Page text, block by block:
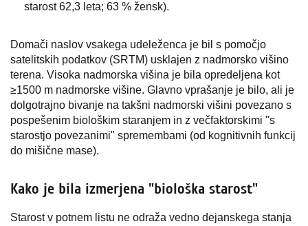
starost 62,3 leta; 63 % žensk).
Domači naslov vsakega udeleženca je bil s pomočjo
satelitskih podatkov (SRTM) usklajen z nadmorsko višino
terena. Visoka nadmorska višina je bila opredeljena kot
≥1500 m nadmorske višine. Glavno vprašanje je bilo, ali je
dolgotrajno bivanje na takšni nadmorski višini povezano s
pospešenim biološkim staranjem in z večfaktorskimi "s
starostjo povezanimi" spremembami (od kognitivnih funkcij
do mišične mase).
Kako je bila izmerjena "biološka starost"
Starost v potnem listu ne odraža vedno dejanskega stanja